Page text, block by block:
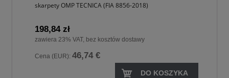
skarpety OMP TECNICA (FIA 8856-2018)
198,84 zł
zawiera 23% VAT, bez kosztów dostawy
Cena (EUR): 46,74 €
DO KOSZYKA